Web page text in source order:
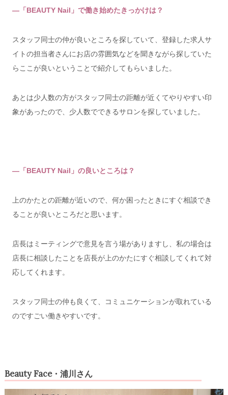
―「BEAUTY Nail」で働き始めたきっかけは？
スタッフ同士の仲が良いところを探していて、登録した求人サ
イトの担当者さんにお店の雰囲気などを聞きながら探していた
らここが良いということで紹介してもらいました。
あとは少人数の方がスタッフ同士の距離が近くてやりやすい印
象があったので、少人数でできるサロンを探していました。
―「BEAUTY Nail」の良いところは？
上のかたとの距離が近いので、何か困ったときにすぐ相談でき
ることが良いところだと思います。
店長はミーティングで意見を言う場がありますし、私の場合は
店長に相談したことを店長が上のかたにすぐ相談してくれて対
応してくれます。
スタッフ同士の仲も良くて、コミュニケーションが取れている
のですごい働きやすいです。
Beauty Face・浦川さん